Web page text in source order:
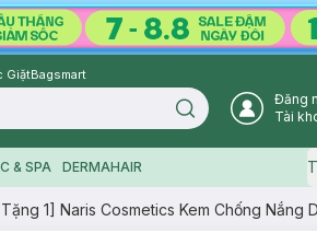
GiặtBagsmart
Search icon
Đăng
Tài
& SPA DERMAHAIR
Tặng 1] Naris Cosmetics Kem Chống